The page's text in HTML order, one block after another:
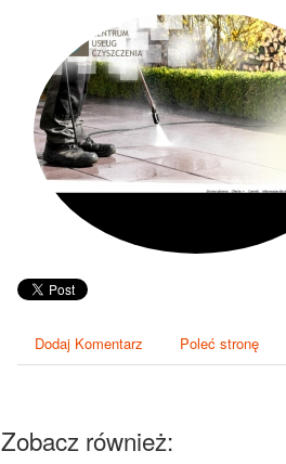
Dodaj Komentarz Poleć stronę
Zobacz również: